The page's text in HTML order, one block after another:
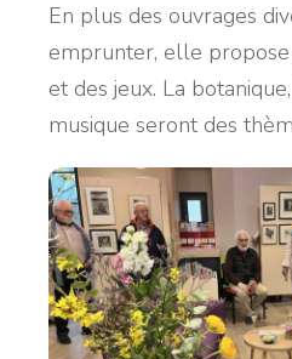
En plus des ouvrages
emprunter, elle
et des jeux. La
musique seront des